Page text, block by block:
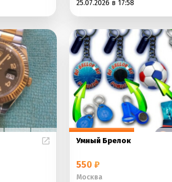
25.07.2026 в 17:58
Умный Брелок
550 ₽
Москва